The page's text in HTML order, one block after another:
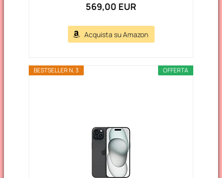
569,00 EUR
Acquista su Amazon
OFFERTA
BESTSELLER N. 3